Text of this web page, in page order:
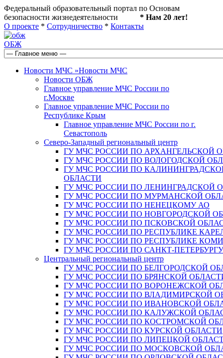
Федеральный образовательный портал по Основам
безопасности жизнедеятельности * Нам 20 лет!
О проекте * Сотрудничество * Контакты
ОБЖ
Новости МЧС »Новости МЧС
Новости ОБЖ
Главное управление МЧС России по
г.Москве
Главное управление МЧС России по
Республике Крым
Главное управление МЧС России по г.
Севастополь
Северо-Западный региональный центр
ГУ МЧС РОССИИ ПО АРХАНГЕЛЬСКОЙ
ГУ МЧС РОССИИ ПО ВОЛОГОДСКОЙ
ГУ МЧС РОССИИ ПО
ОБЛАСТИ
ГУ МЧС РОССИИ ПО ЛЕНИНГРАДСКОЙ
ГУ МЧС РОССИИ ПО МУРМАНСКОЙ
ГУ МЧС РОССИИ ПО НЕНЕЦКОМУ АО
ГУ МЧС РОССИИ ПО НОВГОРОДСКОЙ
ГУ МЧС РОССИИ ПО ПСКОВСКОЙ
ГУ МЧС РОССИИ ПО РЕСПУБЛИКЕ
ГУ МЧС РОССИИ ПО РЕСПУБЛИКЕ КОМИ
ГУ МЧС РОССИИ ПО САНКТ-ПЕТЕРБУРГУ
Центральный региональный центр
ГУ МЧС РОССИИ ПО БЕЛГОРОДСКОЙ
ГУ МЧС РОССИИ ПО БРЯНСКОЙ
ГУ МЧС РОССИИ ПО ВОРОНЕЖСКОЙ
ГУ МЧС РОССИИ ПО ВЛАДИМИРСКОЙ
ГУ МЧС РОССИИ ПО ИВАНОВСКОЙ
ГУ МЧС РОССИИ ПО КАЛУЖСКОЙ
ГУ МЧС РОССИИ ПО КОСТРОМСКОЙ
ГУ МЧС РОССИИ ПО КУРСКОЙ ОБЛАСТИ
ГУ МЧС РОССИИ ПО ЛИПЕЦКОЙ
ГУ МЧС РОССИИ ПО МОСКОВСКОЙ